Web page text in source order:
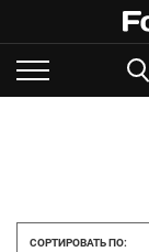
СОРТИРОВАТЬ ПО: